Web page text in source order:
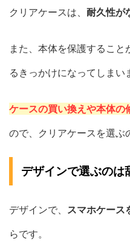
クリアケースは、 耐久性が
また、本体を保護するこ
るきっかけになってしまい
ケースの買い換えや本体の
ので、クリアケースを選ぶ
デザインで選ぶのは
デザインで、 スマホケース
らです。